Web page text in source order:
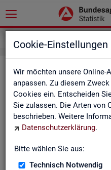
Cookie-Einstellungen
Wir möchten unsere Online-
anpassen. Zu diesem
Cookies ein. Entscheiden
Sie zulassen. Die Arten von
beschrieben. Weitere
Datenschutzerklärung.
Bitte wählen Sie aus:
Technisch Notwendig
In­for­ma­tio­nen in
Hier fin­den Sie unser
Video-
er